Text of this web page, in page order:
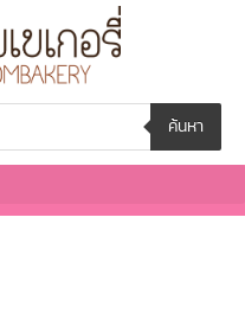
ค้นหา